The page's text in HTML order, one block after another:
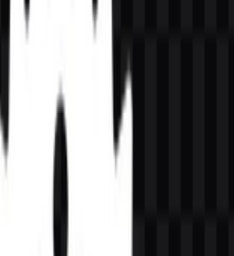
2015. Bahasa ini dikelola melalui Rust
di Amerika Serikat, dengan komunitas
berkontribusi pada ekosistemnya.
perangkat lunak yang membutuhkan
memori, keandalan, dan konkurensi
Rust banyak digunakan di berbagai bidang
pengembangan backend, infrastruktur
keamanan siber, blockchain,
dan alat bantu pengembang.
programmer sistem, engineer backend, tim
embedded, serta kontributor yang